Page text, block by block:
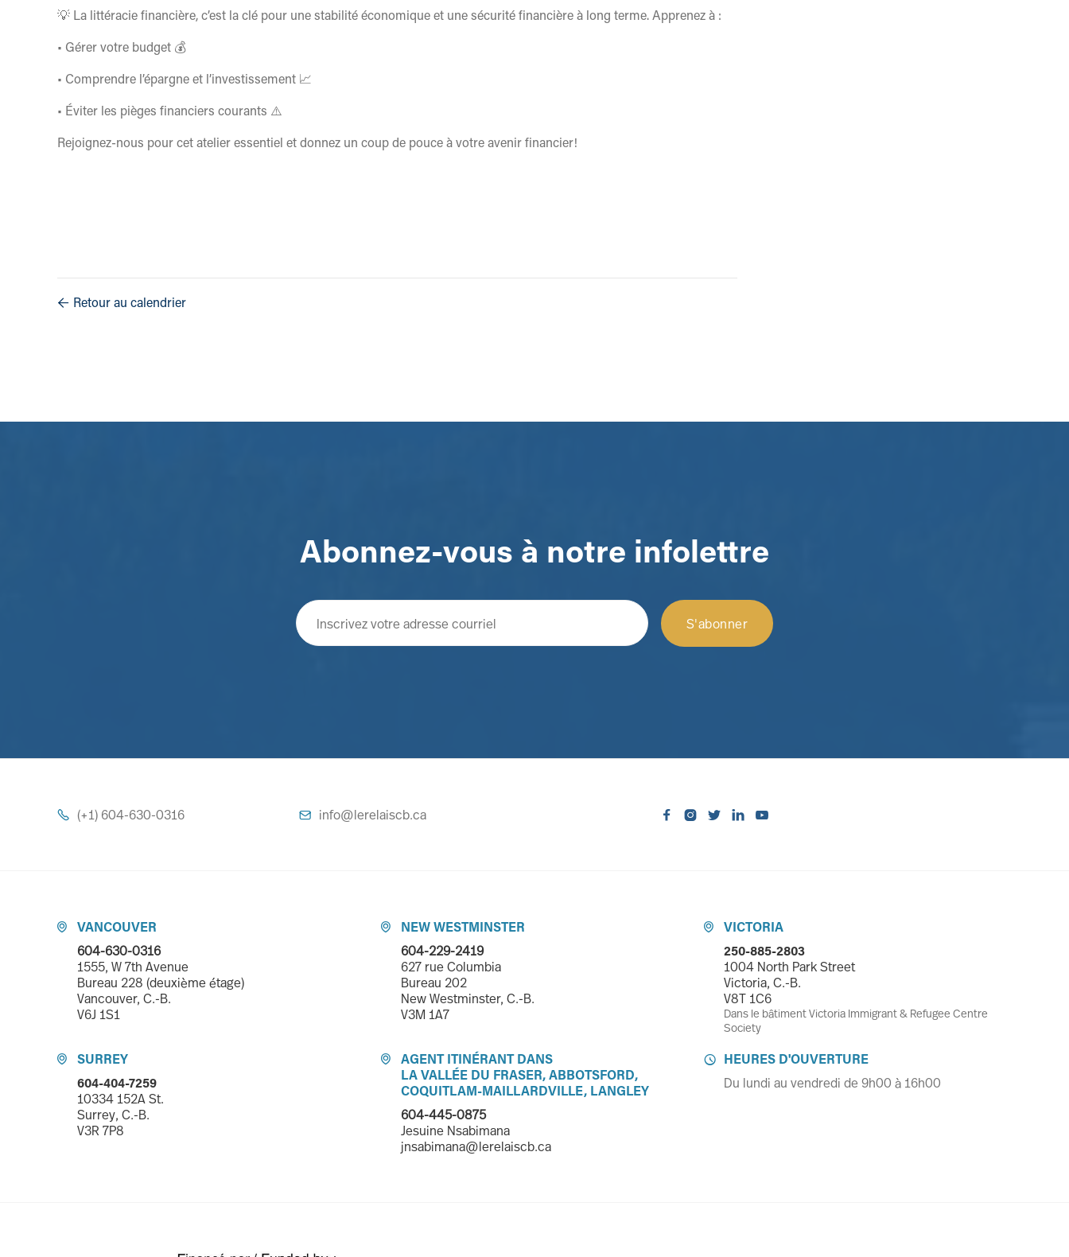
💡 La littéracie financière, c’est la clé pour une stabilité économique et une sécurité financière à long terme. Apprenez à :
• Gérer votre budget 💰
• Comprendre l’épargne et l’investissement 📈
• Éviter les pièges financiers courants ⚠️
Rejoignez-nous pour cet atelier essentiel et donnez un coup de pouce à votre avenir financier!
 Retour au calendrier
Abonnez-vous à notre infolettre
 (+1) 604-630-0316  info@lerelaiscb.ca     

VANCOUVER
604-630-0316
1555, W 7th Avenue
Bureau 228 (deuxième étage)
Vancouver, C.-B.
V6J 1S1

NEW WESTMINSTER
604-229-2419
627 rue Columbia
Bureau 202
New Westminster, C.-B.
V3M 1A7

VICTORIA
250-885-2803
1004 North Park Street
Victoria, C.-B.
V8T 1C6
Dans le bâtiment Victoria Immigrant & Refugee Centre
Society

SURREY
604-404-7259
10334 152A St.
Surrey, C.-B.
V3R 7P8

AGENT ITINÉRANT DANS
LA VALLÉE DU FRASER, ABBOTSFORD,
COQUITLAM-MAILLARDVILLE, LANGLEY
604-445-0875
Jesuine Nsabimana
jnsabimana@lerelaiscb.ca

HEURES D'OUVERTURE
Du lundi au vendredi de 9h00 à 16h00